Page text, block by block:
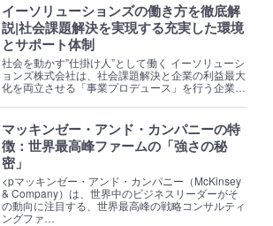
イーソリューションズの働き方を徹底解
説|社会課題解決を実現する充実した環境
とサポート体制
社会を動かす”仕掛け人”として働く イーソリューシ
ョンズ株式会社は、社会課題解決と企業の利益最大
化を両立させる「事業プロデュース」を行う企業…
マッキンゼー・アンド・カンパニーの特
徴：世界最高峰ファームの「強さの秘
密」
<pマッキンゼー・アンド・カンパニー（McKinsey
& Company）は、世界中のビジネスリーダーがそ
の動向に注目する、世界最高峰の戦略コンサルティ
ングファ…